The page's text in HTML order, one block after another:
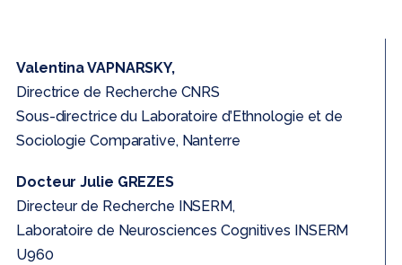
Valentina VAPNARSKY,
Directrice de Recherche CNRS
Sous-directrice du Laboratoire d’Ethnologie et de
Sociologie Comparative, Nanterre
Docteur Julie GREZES
Directeur de Recherche INSERM,
Laboratoire de Neurosciences Cognitives INSERM
U960